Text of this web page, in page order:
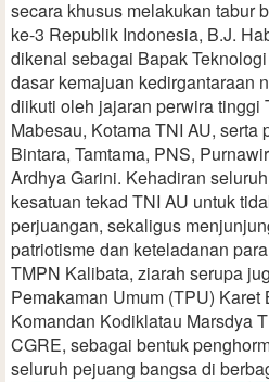
secara khusus melakukan tabur
ke-3 Republik Indonesia, B.J.
dikenal sebagai Bapak
dasar kemajuan kedirgantaraan
diikuti oleh jajaran perwira tinggi
Mabesau, Kotama TNI AU, serta
Bintara, Tamtama, PNS,
Ardhya Garini. Kehadiran
kesatuan tekad TNI AU untuk
perjuangan, sekaligus
patriotisme dan keteladanan
TMPN Kalibata, ziarah serupa
Pemakaman Umum (TPU)
Komandan Kodiklatau Marsdya
CGRE, sebagai bentuk
seluruh pejuang bangsa di